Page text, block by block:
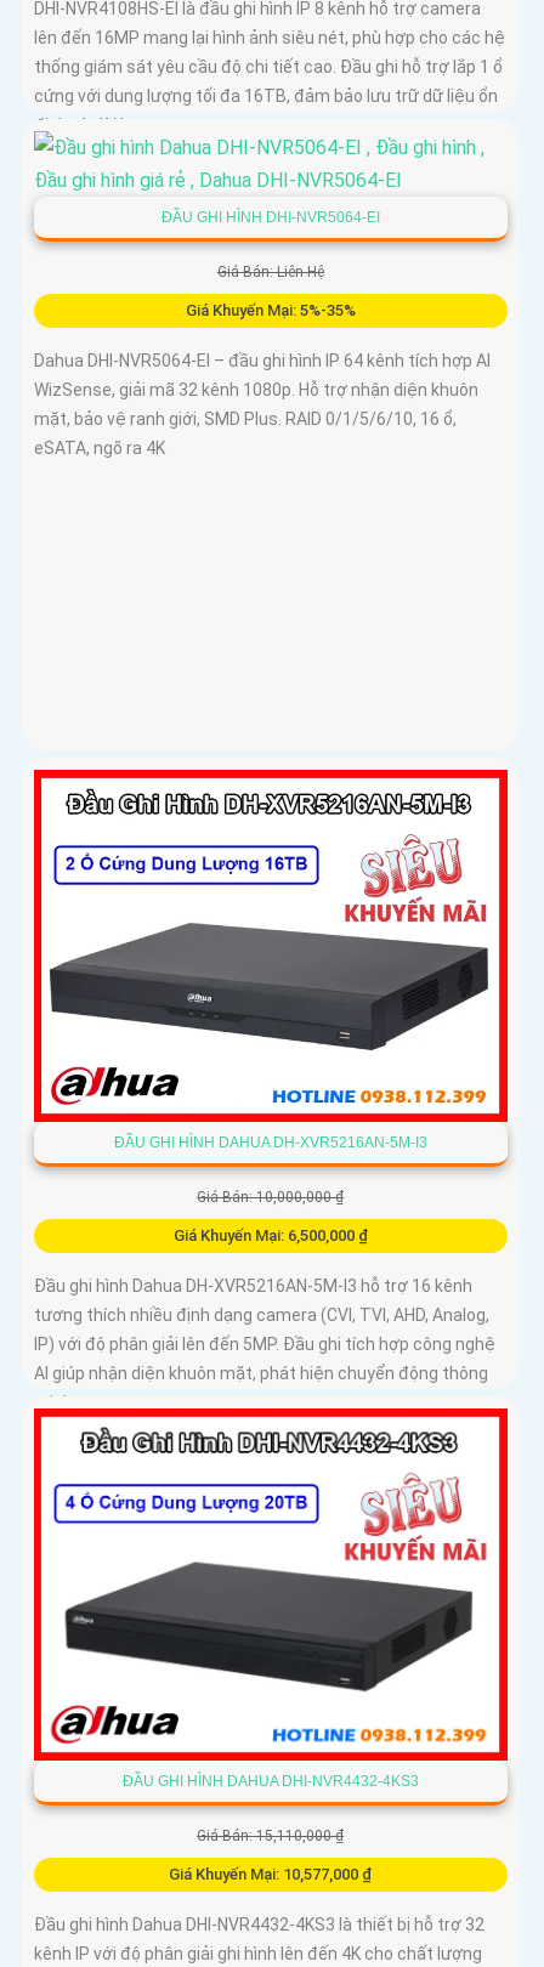
DHI-NVR4108HS-EI là đầu ghi hình IP 8 kênh hỗ trợ camera
lên đến 16MP mang lại hình ảnh siêu nét, phù hợp cho các hệ
thống giám sát yêu cầu độ chi tiết cao. Đầu ghi hỗ trợ lắp 1 ổ
cứng với dung lượng tối đa 16TB, đảm bảo lưu trữ dữ liệu ổn
định và dài hạn
ĐẦU GHI HÌNH DHI-NVR5064-EI
Giá Bán: Liên Hệ
Giá Khuyến Mại: 5%-35%
Dahua DHI‑NVR5064‑EI – đầu ghi hình IP 64 kênh tích hợp AI
WizSense, giải mã 32 kênh 1080p. Hỗ trợ nhận diện khuôn
mặt, bảo vệ ranh giới, SMD Plus. RAID 0/1/5/6/10, 16 ổ,
eSATA, ngõ ra 4K
ĐẦU GHI HÌNH DAHUA DH-XVR5216AN-5M-I3
Giá Bán: 10,000,000 ₫
Giá Khuyến Mại: 6,500,000 ₫
Đầu ghi hình Dahua DH-XVR5216AN-5M-I3 hỗ trợ 16 kênh
tương thích nhiều định dạng camera (CVI, TVI, AHD, Analog,
IP) với độ phân giải lên đến 5MP. Đầu ghi tích hợp công nghệ
AI giúp nhận diện khuôn mặt, phát hiện chuyển động thông
minh
ĐẦU GHI HÌNH DAHUA DHI-NVR4432-4KS3
Giá Bán: 15,110,000 ₫
Giá Khuyến Mại: 10,577,000 ₫
Đầu ghi hình Dahua DHI-NVR4432-4KS3 là thiết bị hỗ trợ 32
kênh IP với độ phân giải ghi hình lên đến 4K cho chất lượng